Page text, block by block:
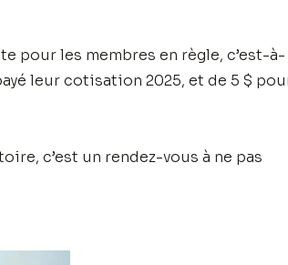
pour les membres en règle, c’est-à-
leur cotisation 2025, et de 5 $
c’est un rendez-vous à ne pas